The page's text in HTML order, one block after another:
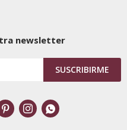
newsletter
SUSCRIBIRME
  